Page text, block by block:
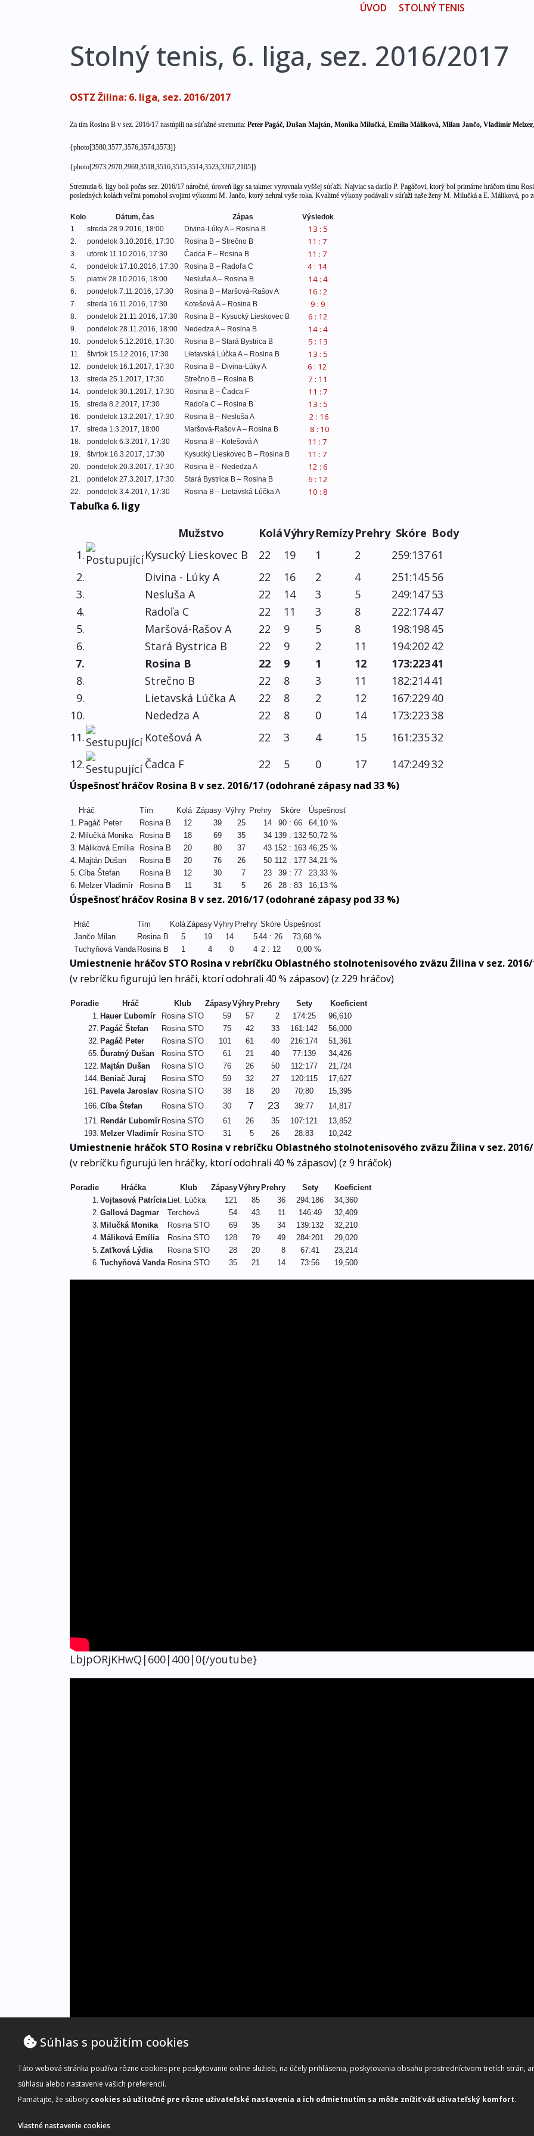
ÚVOD STOLNÝ TENIS
Stolný tenis, 6. liga, sez. 2016/2017
OSTZ Žilina: 6. liga, sez. 2016/2017
Za tím Rosina B v sez. 2016/17 nastúpili na súťažné stretnutia: Peter Pagáč, Dušan Majtán, Monika Milučká, Emília Máliková, Milan Jančo, Vladimír
{photo[3580,3577,3576,3574,3573]}
{photo[2973,2970,2969,3518,3516,3515,3514,3523,3267,2105]}
Stretnutia 6. ligy boli počas sez. 2016/17 náročné, úroveň ligy sa takmer vyrovnala vyššej súťaži. Najviac sa darilo P. Pagáčovi, ktorý bol primárne hráčom tímu
posledných kolách veľmi pomohol svojimi výkonmi M. Jančo, ktorý nehral vyše roka. Kvalitné výkony podávali v súťaži naše ženy M. Milučká a E. Máliková, po
Kolo Dátum, čas Zápas
Výsledok
1.
streda 28.9.2016, 18:00 Divina-Lúky A – Rosina B 13 : 5
2. pondelok 3.10.2016, 17:30 Rosina B – Strečno B 11 : 7
3. utorok 11.10.2016, 17:30 Čadca F – Rosina B 11 : 7
4. pondelok 17.10.2016, 17:30 Rosina B – Radoľa C 4 : 14
5. piatok 28.10.2016, 18:00 Nesluša A – Rosina B 14 : 4
6. pondelok 7.11.2016, 17:30 Rosina B – Maršová-Rašov A 16 : 2
7. streda 16.11.2016, 17:30 Kotešová A – Rosina B 9 : 9
8. pondelok 21.11.2016, 17:30 Rosina B – Kysucký Lieskovec B 6 : 12
9. pondelok 28.11.2016, 18:00 Nededza A – Rosina B 14 : 4
10. pondelok 5.12.2016, 17:30 Rosina B – Stará Bystrica B 5 : 13
11. štvrtok 15.12.2016, 17:30 Lietavská Lúčka A – Rosina B 13 : 5
12. pondelok 16.1.2017, 17:30 Rosina B – Divina-Lúky A 6 : 12
13. streda 25.1.2017, 17:30 Strečno B – Rosina B 7 : 11
14. pondelok 30.1.2017, 17:30 Rosina B – Čadca F 11 : 7
15. streda 8.2.2017, 17:30 Radoľa C – Rosina B 13 : 5
16. pondelok 13.2.2017, 17:30 Rosina B – Nesluša A 2 : 16
17. streda 1.3.2017, 18:00 Maršová-Rašov A – Rosina B 8 : 10
18. pondelok 6.3.2017, 17:30 Rosina B – Kotešová A 11 : 7
19. štvrtok 16.3.2017, 17:30 Kysucký Lieskovec B – Rosina B 11 : 7
20. pondelok 20.3.2017, 17:30 Rosina B – Nededza A 12 : 6
21. pondelok 27.3.2017, 17:30 Stará Bystrica B – Rosina B 6 : 12
22. pondelok 3.4.2017, 17:30 Rosina B – Lietavská Lúčka A 10 : 8
Tabuľka 6. ligy
Mužstvo KoláVýhryRemízyPrehry Skóre Body
1.
Kysucký Lieskovec B 22 19 1 2 259:13761
2.
Divina - Lúky A 22 16 2 4 251:14556
3.
Nesluša A 22 14 3 5 249:14753
4.
Radoľa C 22 11 3 8 222:17447
5.
Maršová-Rašov A 22 9 5 8 198:19845
6.
Stará Bystrica B 22 9 2 11 194:202 42
7.
Rosina B 22 9 1 12 173:22341
8.
Strečno B 22 8 3 11 182:21441
9.
Lietavská Lúčka A 22 8 2 12 167:22940
10.
Nededza A 22 8 0 14 173:22338
11.
Kotešová A 22 3 4 15 161:23532
12.
Čadca F 22 5 0 17 147:24932
Úspešnosť hráčov Rosina B v sez. 2016/17 (odohrané zápasy nad 33 %)
Hráč Tím Kolá Zápasy Výhry Prehry Skóre
Úspešnosť
1. Pagáč Peter Rosina B 12 39 25 14 90 : 66
64,10 %
2. Milučká Monika Rosina B 18 69 35 34 139 : 132 50,72 %
3. Máliková Emília Rosina B 20 80 37 43 152 : 163 46,25 %
4. Majtán Dušan Rosina B 20 76 26 50 112 : 177 34,21 %
5. Cíba Štefan Rosina B 12 30 7 23 39 : 77
23,33 %
6. Melzer Vladimír Rosina B 11 31 5 26 28 : 83 16,13 %
Úspešnosť hráčov Rosina B v sez. 2016/17 (odohrané zápasy pod 33 %)
Hráč Tím KoláZápasyVýhry Prehry Skóre Úspešnosť
Jančo Milan
Rosina B 5 19 14 544 : 26
73,68 %
Tuchyňová Vanda Rosina B 1 4 0 4 2 : 12 0,00 %
Umiestnenie hráčov STO Rosina v rebríčku Oblastného stolnotenisového zväzu Žilina v sez.
(v rebríčku figurujú len hráči, ktorí odohrali 40 % zápasov) (z 229 hráčov)
Poradie Hráč Klub ZápasyVýhry Prehry Sety
Koeficient
1. Hauer Ľubomír Rosina STO 59 57 2 174:25
96,610
27. Pagáč Štefan Rosina STO 75 42 33 161:142
56,000
32. Pagáč Peter Rosina STO 101 61 40 216:174
51,361
65. Ďuratný Dušan Rosina STO 61 21 40 77:139
34,426
122. Majtán Dušan Rosina STO 76 26 50 112:177
21,724
144. Beniač Juraj Rosina STO 59 32 27 120:115
17,627
161. Pavela Jaroslav Rosina STO 38 18 20 70:80
15,395
166. Cíba Štefan Rosina STO 30 7 23 39:77
14,817
171. Rendár Ľubomír Rosina STO 61 26 35 107:121
13,852
193. Melzer Vladimír Rosina STO 31 5 26 28:83 10,242
Umiestnenie hráčok STO Rosina v rebríčku Oblastného stolnotenisového zväzu Žilina v sez.
(v rebríčku figurujú len hráčky, ktorí odohrali 40 % zápasov) (z 9 hráčok)
Poradie Hráčka Klub ZápasyVýhry Prehry Sety
Koeficient
1. Vojtasová Patrícia Liet. Lúčka 121 85 36 294:186
34,360
2. Gallová Dagmar Terchová 54 43 11 146:49
32,409
3. Milučká Monika Rosina STO 69 35 34 139:132
32,210
4. Máliková Emília Rosina STO 128 79 49 284:201
29,020
5. Zaťková Lýdia Rosina STO 28 20 8 67:41
23,214
6. Tuchyňová Vanda Rosina STO 35 21 14 73:56 19,500
LbjpORjKHwQ|600|400|0{/youtube}
Súhlas s použitím cookies
Táto webová stránka používa rôzne cookies pre poskytovanie online služieb, na účely prihlásenia, poskytovania obsahu prostredníctvom tretích strán,
súhlasu alebo nastavenie vašich preferencií.
Pamätajte, že súbory cookies sú užitočné pre rôzne uživateľské nastavenia a ich odmietnutím sa môže znížiť váš uživateľský komfort.
Vlastné nastavenie cookies